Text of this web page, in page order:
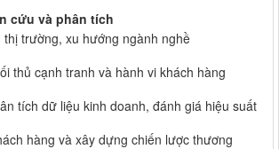
cứu và phân tích
thị trường, xu hướng ngành nghề
thủ cạnh tranh và hành vi khách hàng
tích dữ liệu kinh doanh, đánh giá hiệu suất
hàng và xây dựng chiến lược thương